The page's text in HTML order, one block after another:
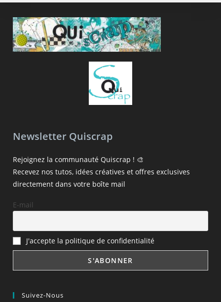
Newsletter Quiscrap
Rejoignez la communauté Quiscrap ! 🎨
Recevez nos tutos, idées créatives et offres exclusives
directement dans votre boîte mail
E-mail
J'accepte la politique de confidentialité
Suivez-Nous